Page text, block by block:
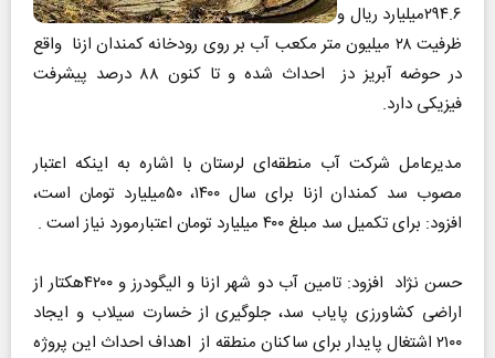
۲۹۴.۶میلیارد ریال و
ظرفیت ۲۸ میلیون متر مکعب آب بر روی رودخانه کمندان ازنا واقع
در حوضه آبریز دز احداث شده و تا کنون ۸۸ درصد پیشرفت
فیزیکی دارد.
مدیرعامل شرکت آب منطقه‌ای لرستان با اشاره به اینکه اعتبار
مصوب سد کمندان ازنا برای سال ۱۴۰۰، ۵۰میلیارد تومان است،
افزود: برای تکمیل سد مبلغ ۴۰۰ میلیارد تومان اعتبارمورد نیاز است .
حسن نژاد افزود: تامین آب دو شهر ازنا و الیگودرز و ۴۲۰۰هکتار از
اراضی کشاورزی پایاب سد، جلوگیری از خسارت سیلاب و ایجاد
۲۱۰۰ اشتغال پایدار برای ساکنان منطقه از اهداف احداث این پروژه